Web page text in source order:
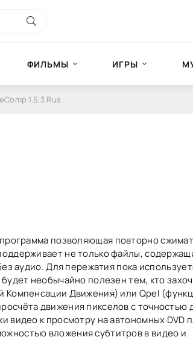
ФИЛЬМЫ ИГРЫ
1.5.3 Rus
позволяющая повторно
не только файлы,
аудио. Для пережатия пока
будет необычайно полезен тем, кто
Компенсации Движения) или Qpel
движения пикселов с точностью
видео к просмотру на автономных DVD
вложения субтитров в видео и